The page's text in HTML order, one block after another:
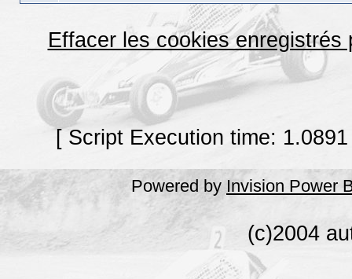
Effacer les cookies enregistrés
[ Script Execution time:
Powered by Invision Power
(c)2004